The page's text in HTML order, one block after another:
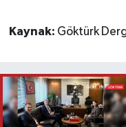
Kaynak: Göktürk